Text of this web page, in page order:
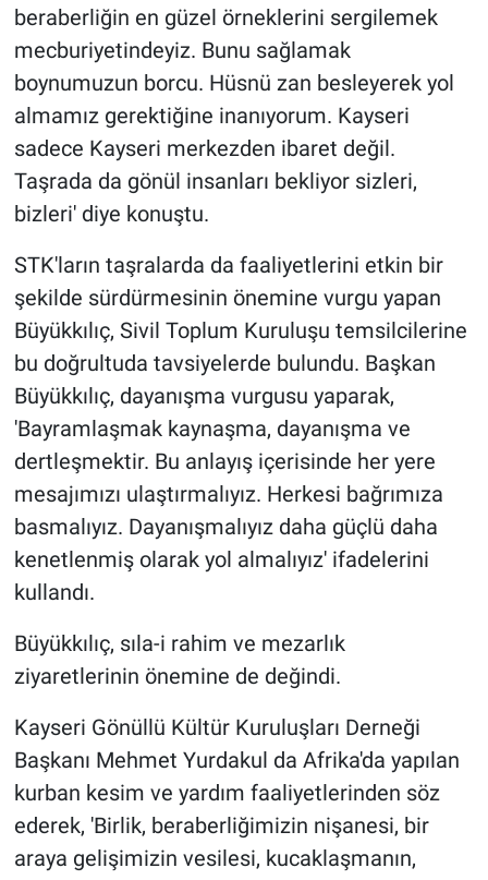
beraberliğin en güzel örneklerini sergilemek
mecburiyetindeyiz. Bunu sağlamak
boynumuzun borcu. Hüsnü zan besleyerek yol
almamız gerektiğine inanıyorum. Kayseri
sadece Kayseri merkezden ibaret değil.
Taşrada da gönül insanları bekliyor sizleri,
bizleri' diye konuştu.
STK'ların taşralarda da faaliyetlerini etkin bir
şekilde sürdürmesinin önemine vurgu yapan
Büyükkılıç, Sivil Toplum Kuruluşu temsilcilerine
bu doğrultuda tavsiyelerde bulundu. Başkan
Büyükkılıç, dayanışma vurgusu yaparak,
'Bayramlaşmak kaynaşma, dayanışma ve
dertleşmektir. Bu anlayış içerisinde her yere
mesajımızı ulaştırmalıyız. Herkesi bağrımıza
basmalıyız. Dayanışmalıyız daha güçlü daha
kenetlenmiş olarak yol almalıyız' ifadelerini
kullandı.
Büyükkılıç, sıla-i rahim ve mezarlık
ziyaretlerinin önemine de değindi.
Kayseri Gönüllü Kültür Kuruluşları Derneği
Başkanı Mehmet Yurdakul da Afrika'da yapılan
kurban kesim ve yardım faaliyetlerinden söz
ederek, 'Birlik, beraberliğimizin nişanesi, bir
araya gelişimizin vesilesi, kucaklaşmanın,